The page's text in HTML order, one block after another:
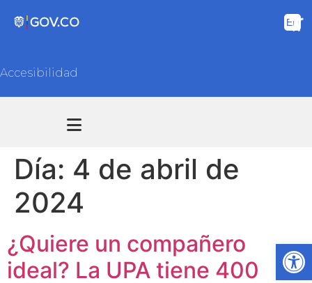
Accesibilidad
Día: 4 de abril de
2024
¿Quiere un compañero
ideal? La UPA tiene 400